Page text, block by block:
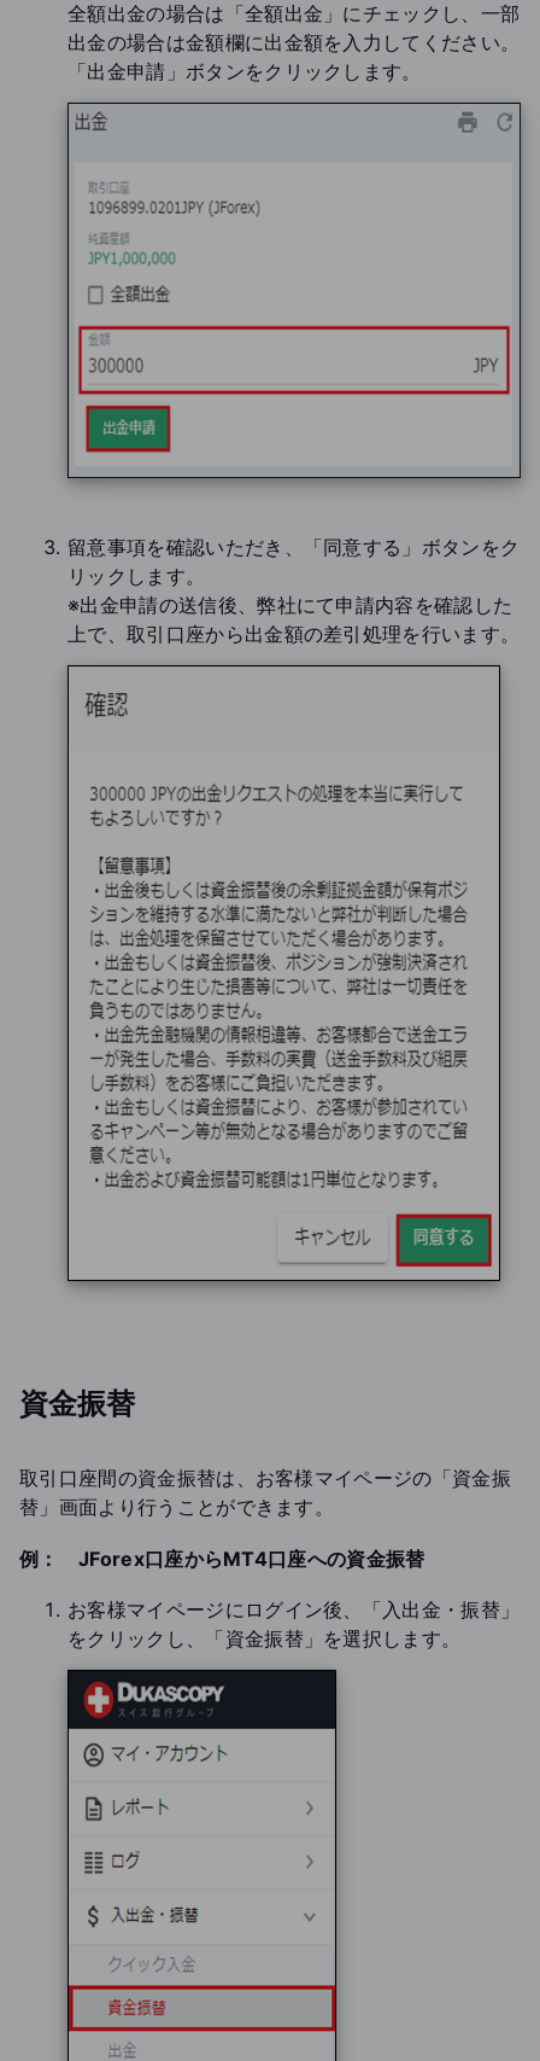
全額出金の場合は「全額出金」にチェックし、一部
出金の場合は金額欄に出金額を入力してください。
「出金申請」ボタンをクリックします。
留意事項を確認いただき、「同意する」ボタンをク
リックします。
※出金申請の送信後、弊社にて申請内容を確認した
上で、取引口座から出金額の差引処理を行います。
資金振替
取引口座間の資金振替は、お客様マイページの「資金振
替」画面より行うことができます。
例： JForex口座からMT4口座への資金振替
お客様マイページにログイン後、「入出金・振替」
をクリックし、「資金振替」を選択します。